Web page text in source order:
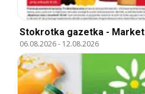
Stokrotka gazetka - Market
06.08.2026- 12.08.2026